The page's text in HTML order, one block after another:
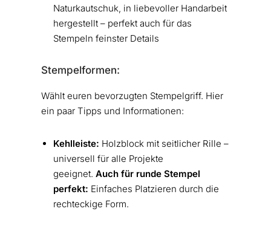
Naturkautschuk, in liebevoller Handarbeit
hergestellt – perfekt auch für das
Stempeln feinster Details
Stempelformen:
Wählt euren bevorzugten Stempelgriff. Hier
ein paar Tipps und Informationen:
Kehlleiste: Holzblock mit seitlicher Rille –
universell für alle Projekte
geeignet. Auch für runde Stempel
perfekt: Einfaches Platzieren durch die
rechteckige Form.